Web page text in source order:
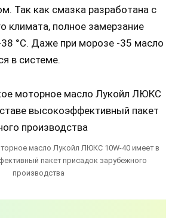
Так как смазка разработана с
климата, полное замерзание
38 °С. Даже при морозе -35 масло
в системе.
масло Лукойл ЛЮКС 10W-40 имеет в
пакет присадок зарубежного
производства